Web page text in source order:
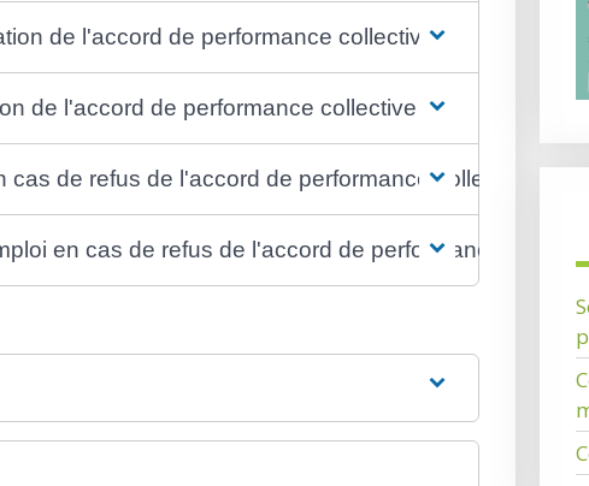
de l'accord de performance collective ?
de l'accord de performance collective ?
de refus de l'accord de performance collective s'il
en cas de refus de l'accord de performance